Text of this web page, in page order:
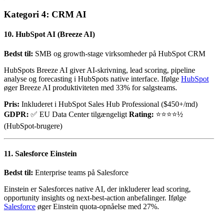
Kategori 4: CRM AI
10. HubSpot AI (Breeze AI)
Bedst til: SMB og growth-stage virksomheder på HubSpot CRM
HubSpots Breeze AI giver AI-skrivning, lead scoring, pipeline
analyse og forecasting i HubSpots native interface. Ifølge HubSpot
øger Breeze AI produktiviteten med 33% for salgsteams.
Pris: Inkluderet i HubSpot Sales Hub Professional ($450+/md)
GDPR: ✅ EU Data Center tilgængeligt Rating: ⭐⭐⭐⭐½
(HubSpot-brugere)
11. Salesforce Einstein
Bedst til: Enterprise teams på Salesforce
Einstein er Salesforces native AI, der inkluderer lead scoring,
opportunity insights og next-best-action anbefalinger. Ifølge
Salesforce øger Einstein quota-opnåelse med 27%.